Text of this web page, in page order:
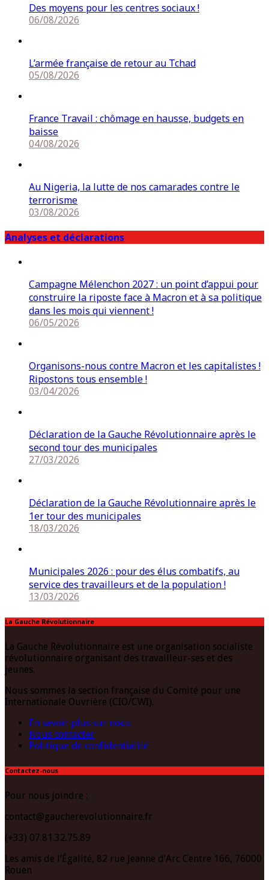
Des moyens pour les centres sociaux !
06/08/2026
L’armée française de retour au Tchad
05/08/2026
France Travail : chômage en hausse, budgets en
baisse
04/08/2026
Au Nigeria, la lutte de nos camarades contre le
terrorisme
03/08/2026
Analyses et déclarations
Campagne Mélenchon 2027 : un point d’appui pour
construire la riposte face à Macron et à sa politique
dans les mois qui viennent !
06/05/2026
Organisons-nous contre Macron et les capitalistes !
Ripostons tous ensemble !
03/04/2026
Déclaration de la Gauche Révolutionnaire après le
second tour des municipales
27/03/2026
Déclaration de la Gauche Révolutionnaire après le
1er tour des municipales
18/03/2026
Municipales 2026 : pour des élus combatifs, au
service des travailleurs et de la population !
13/03/2026
La Gauche Révolutionnaire
La Gauche Révolutionnaire est une organisation socialiste
révolutionnaire organisant des travailleur-ses et des
jeunes.
Nous sommes la section française du Comité pour une
Internationale Ouvrière (CIO/CWI).
En savoir plus sur nous
Nous contacter
Politique de confidentialité
Contactez-nous
Pour nous joindre :
contact@gaucherevolutionnaire.fr
(+33) 07.81.32.75.89
Les amis de l’Égalité, 82 rue Jeanne d’Arc Centre 166, 76000
Rouen